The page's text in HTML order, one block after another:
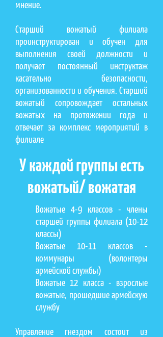
мнение.
Старший вожатый филиала
проинструктирован и обучен для
выполнения своей должности и
получает постоянный инструктаж
касательно безопасности,
организованности и обучения. Старший
вожатый сопровождает остальных
вожатых на протяжении года и
отвечает за комплекс мероприятий в
филиале
У каждой группы есть
вожатый/ вожатая
Вожатые 4-9 классов - члены
старшей группы филиала (10-12
классы)
Вожатые 10-11 классов -
коммунары (волонтеры
армейской службы)
Вожатые 12 класса - взрослые
вожатые, прошедшие армейскую
службу
Управление гнездом состоит из